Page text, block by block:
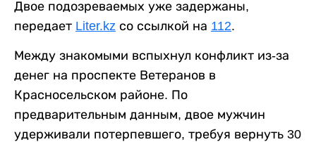
Двое подозреваемых уже задержаны,
передает Liter.kz со ссылкой на 112.
Между знакомыми вспыхнул конфликт из-за
денег на проспекте Ветеранов в
Красносельском районе. По
предварительным данным, двое мужчин
удерживали потерпевшего, требуя вернуть 30